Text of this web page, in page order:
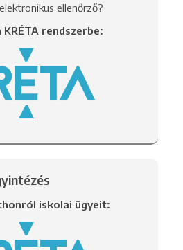
ellenőrző?
KRÉTA rendszerbe:
iskolai ügyeit: